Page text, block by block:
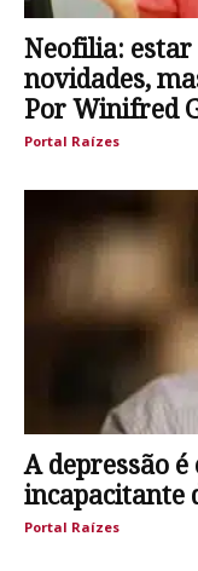
Neofilia: estar
novidades,
Por Winifred
Portal Raízes
A depressão
incapacitante
Portal Raízes